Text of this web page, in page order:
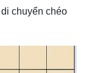
chuyển chéo